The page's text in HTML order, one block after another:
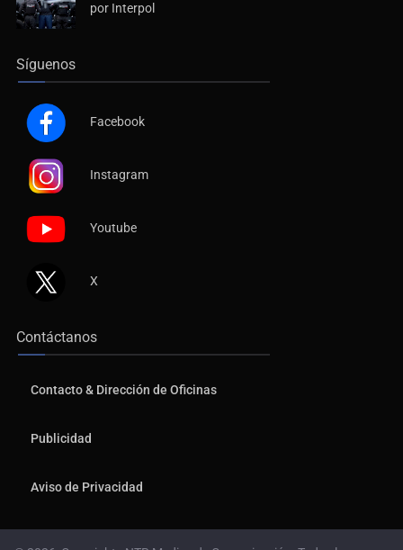
por Interpol
Síguenos
Facebook
Instagram
Youtube
X
Contáctanos
Contacto & Dirección de Oficinas
Publicidad
Aviso de Privacidad